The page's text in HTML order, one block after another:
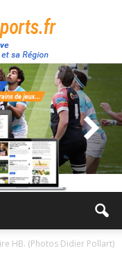
HB. (Photos Didier Pollart)